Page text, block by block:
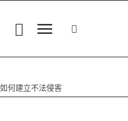
何建立不法侵害